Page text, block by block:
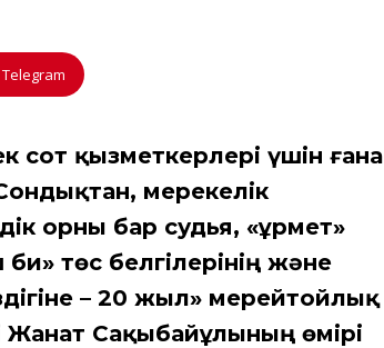
Telegram
сот қызметкерлері үшін ғана
мерекелік
орны бар судья, «Құрмет»
би» төс белгілерінің және
– 20 жыл» мерейтойлық
Жанат Сақыбайұлының өмірі